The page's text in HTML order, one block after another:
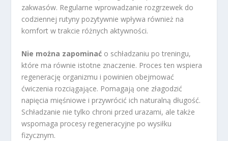
zakwasów. Regularne wprowadzanie rozgrzewek do
codziennej rutyny pozytywnie wpływa również na
komfort w trakcie różnych aktywności.
Nie można zapominać o schładzaniu po treningu,
które ma równie istotne znaczenie. Proces ten wspiera
regenerację organizmu i powinien obejmować
ćwiczenia rozciągające. Pomagają one złagodzić
napięcia mięśniowe i przywrócić ich naturalną długość.
Schładzanie nie tylko chroni przed urazami, ale także
wspomaga procesy regeneracyjne po wysiłku
fizycznym.